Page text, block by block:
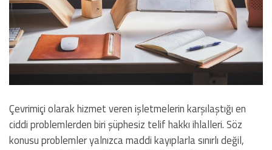
Çevrimiçi olarak hizmet veren işletmelerin karşılaştığı en
ciddi problemlerden biri şüphesiz telif hakkı ihlalleri. Söz
konusu problemler yalnızca maddi kayıplarla sınırlı değil,